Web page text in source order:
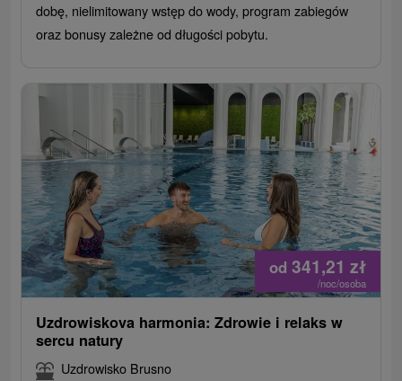
dobę, nielimitowany wstęp do wody, program zabiegów
oraz bonusy zależne od długości pobytu.
od 341,21 zł
/noc/osoba
Uzdrowiskova harmonia: Zdrowie i relaks w
sercu natury
Uzdrowisko Brusno